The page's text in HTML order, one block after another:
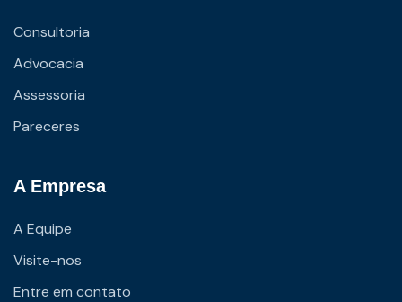
Consultoria
Advocacia
Assessoria
Pareceres
A Empresa
A Equipe
Visite-nos
Entre em contato